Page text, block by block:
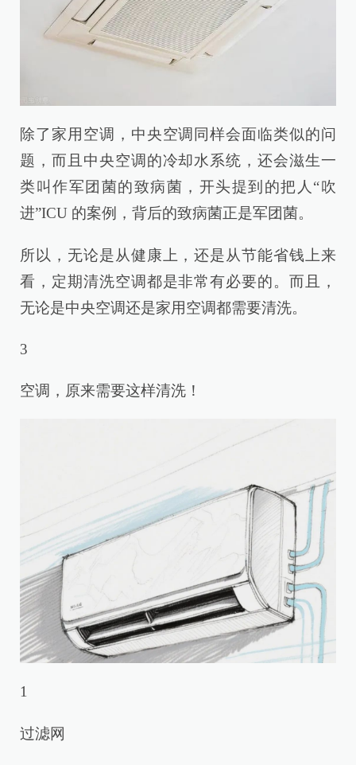
除了家用空调，中央空调同样会面临类似的问
题，而且中央空调的冷却水系统，还会滋生一
类叫作军团菌的致病菌，开头提到的把人“吹
进”ICU 的案例，背后的致病菌正是军团菌。
所以，无论是从健康上，还是从节能省钱上来
看，定期清洗空调都是非常有必要的。而且，
无论是中央空调还是家用空调都需要清洗。
3
空调，原来需要这样清洗！
1
过滤网